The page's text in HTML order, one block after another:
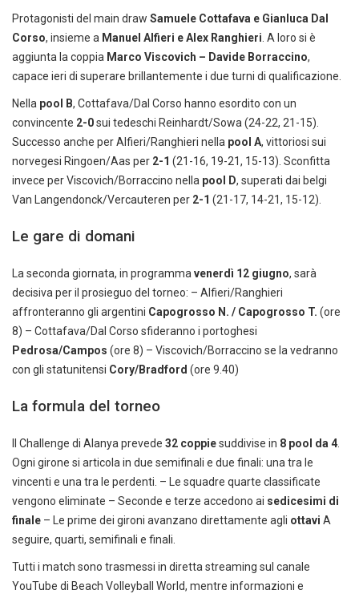
Protagonisti del main draw Samuele Cottafava e Gianluca Dal
Corso, insieme a Manuel Alfieri e Alex Ranghieri. A loro si è
aggiunta la coppia Marco Viscovich – Davide Borraccino,
capace ieri di superare brillantemente i due turni di qualificazione.
Nella pool B, Cottafava/Dal Corso hanno esordito con un
convincente 2-0sui tedeschi Reinhardt/Sowa (24-22, 21-15).
Successo anche per Alfieri/Ranghieri nella pool A, vittoriosi sui
norvegesi Ringoen/Aas per 2-1 (21-16, 19-21, 15-13). Sconfitta
invece per Viscovich/Borraccino nella pool D, superati dai belgi
Van Langendonck/Vercauteren per 2-1 (21-17, 14-21, 15-12).
Le gare di domani
La seconda giornata, in programmavenerdì 12 giugno, sarà
decisiva per il prosieguo del torneo: – Alfieri/Ranghieri
affronteranno gli argentini Capogrosso N. / Capogrosso T. (ore
8) – Cottafava/Dal Corso sfideranno i portoghesi
Pedrosa/Campos (ore 8) – Viscovich/Borraccino se la vedranno
con gli statunitensi Cory/Bradford (ore 9.40)
La formula del torneo
Il Challenge di Alanya prevede 32 coppiesuddivise in 8 pool da 4.
Ogni girone si articola in due semifinali e due finali: una tra le
vincenti e una tra le perdenti. – Le squadre quarte classificate
vengono eliminate – Seconde e terze accedono ai sedicesimi di
finale – Le prime dei gironi avanzano direttamente agli ottavi A
seguire, quarti, semifinali e finali.
Tutti i match sono trasmessi in diretta streaming sul canale
YouTube di Beach Volleyball World, mentre informazioni e